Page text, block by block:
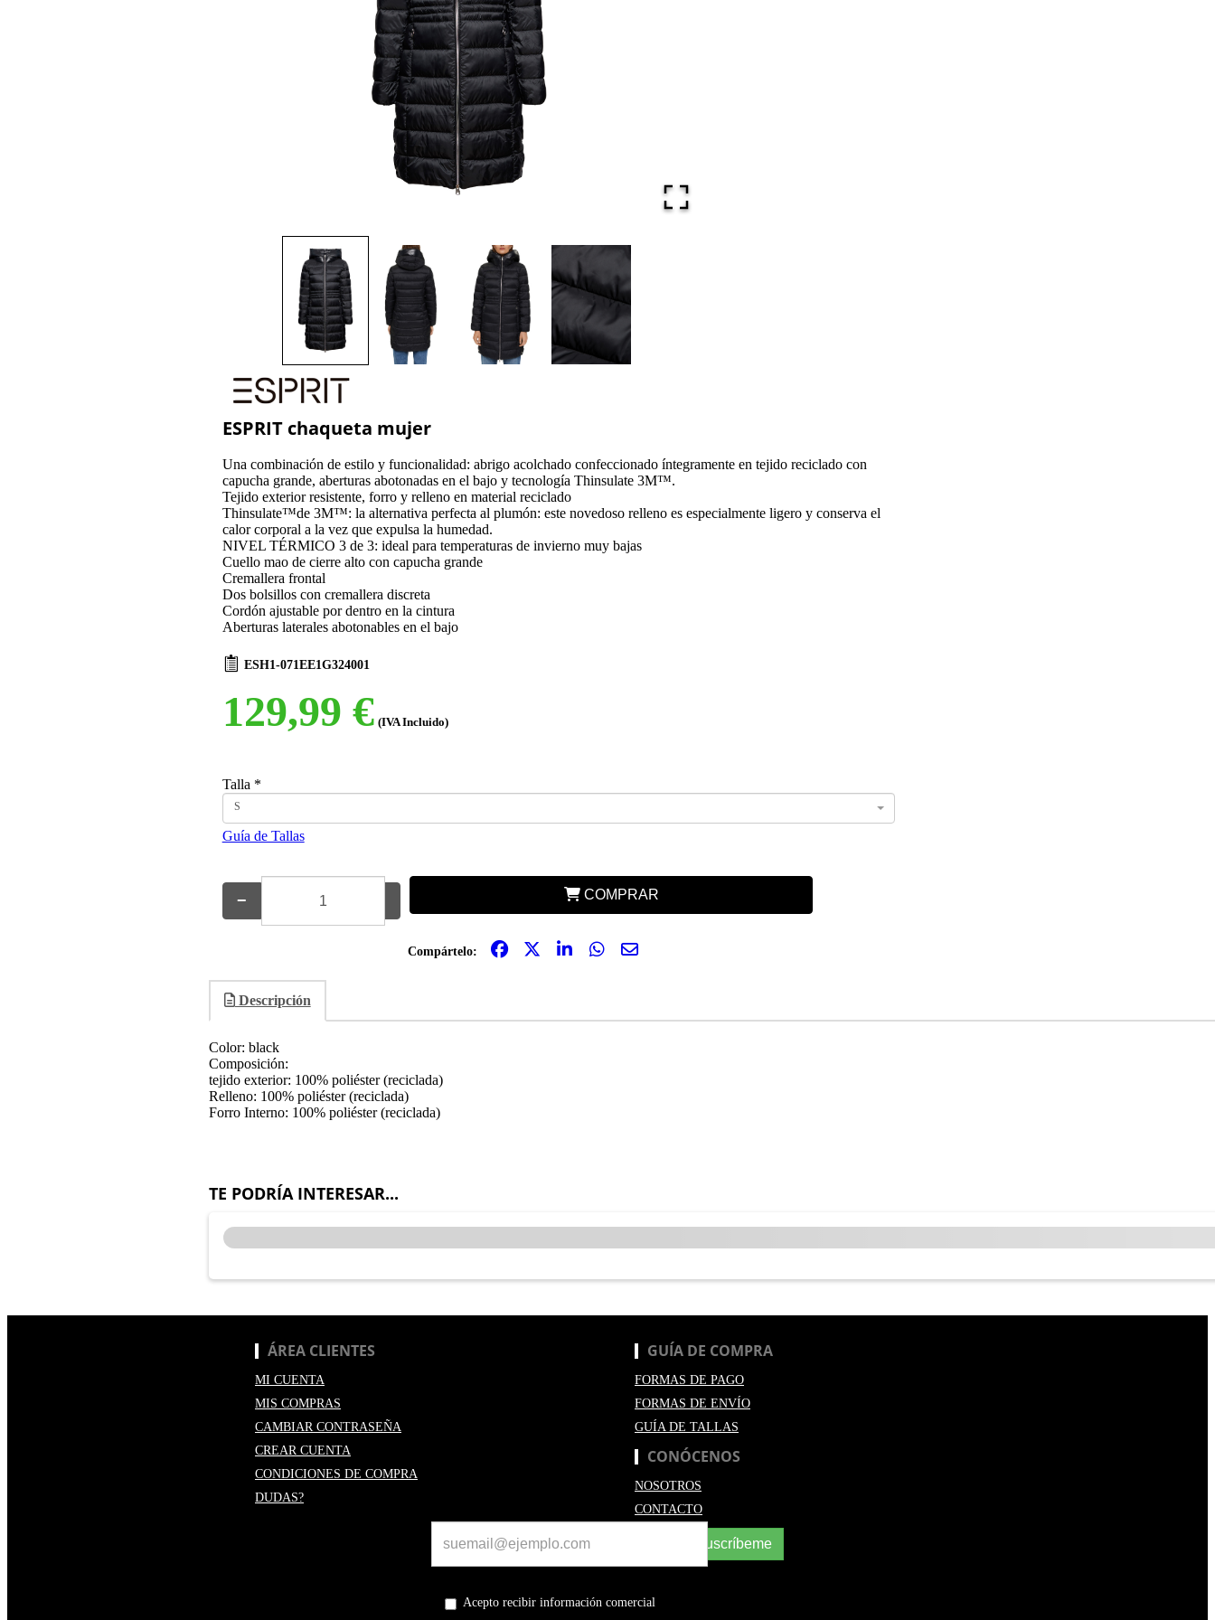
ESPRIT chaqueta mujer
Una combinación de estilo y funcionalidad: abrigo acolchado confeccionado íntegramente en tejido reciclado con
capucha grande, aberturas abotonadas en el bajo y tecnología Thinsulate 3M™.
Tejido exterior resistente, forro y relleno en material reciclado
Thinsulate™de 3M™: la alternativa perfecta al plumón: este novedoso relleno es especialmente ligero y conserva el
calor corporal a la vez que expulsa la humedad.
NIVEL TÉRMICO 3 de 3: ideal para temperaturas de invierno muy bajas
Cuello mao de cierre alto con capucha grande
Cremallera frontal
Dos bolsillos con cremallera discreta
Cordón ajustable por dentro en la cintura
Aberturas laterales abotonables en el bajo
ESH1-071EE1G324001
129,99 € (IVA Incluido)
Talla *
S
Guía de Tallas
− COMPRAR
Compártelo:
Descripción
Color: black
Composición:
tejido exterior: 100% poliéster (reciclada)
Relleno: 100% poliéster (reciclada)
Forro Interno: 100% poliéster (reciclada)
TE PODRÍA INTERESAR...
ÁREA CLIENTES
MI CUENTA
MIS COMPRAS
CAMBIAR CONTRASEÑA
CREAR CUENTA
CONDICIONES DE COMPRA
DUDAS?
GUÍA DE COMPRA
FORMAS DE PAGO
FORMAS DE ENVÍO
GUÍA DE TALLAS
CONÓCENOS
NOSOTROS
CONTACTO
Suscríbeme
Acepto recibir información comercial